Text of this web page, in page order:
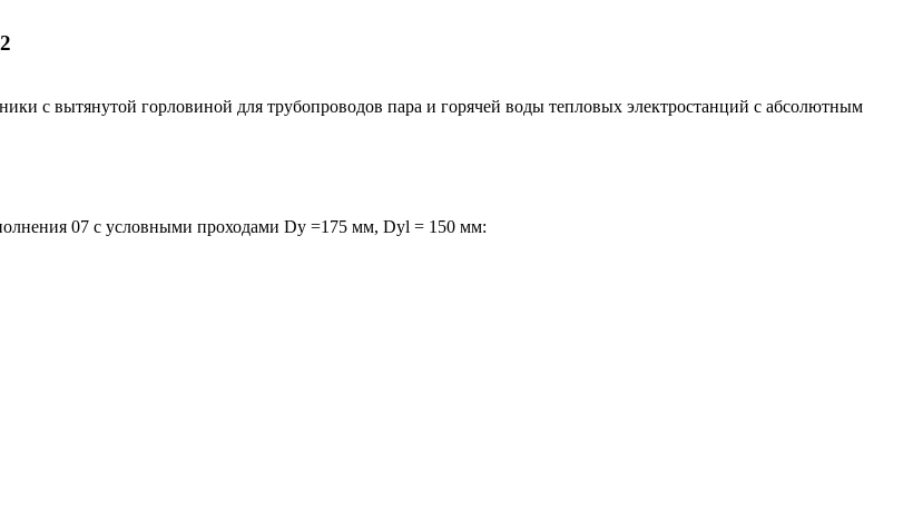
с вытянутой горловиной для трубопроводов пара и горячей воды тепловых электростанций с абсолютным
07 с условными проходами Dy =175 мм, Dyl = 150 мм: